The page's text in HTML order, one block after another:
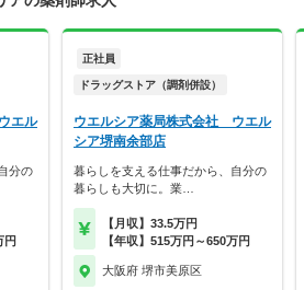
エル
分の
円
正社員
ドラッグストア（調剤併設）
ウエルシア薬局株式会社 ウエル
シア堺南余部店
暮らしを支える仕事だから、自分の
暮らしも大切に。業…
【月収】33.5万円
【年収】515万円～650万円
大阪府 堺市美原区